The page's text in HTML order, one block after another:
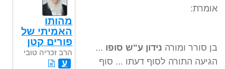
אומרת:
בן סורר ומורה נידון ע"ש סופו ...
הגיעה התורה לסוף דעתו ... סוף
מהותו
האמיתי של
פורים קטן
הרב זכריה טובי
ע